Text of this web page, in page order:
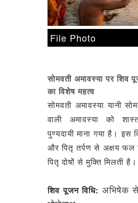
File Photo
सोमवती अमावस्या पर शिव
का विशेष महत्व
सोमवती अमावस्या यानी
वाली अमावस्या को
पुण्यदायी माना गया है। इस
और पितृ तर्पण से अक्षय फल
पितृ दोषों से मुक्ति मिलती है।
शिव पूजन विधि: अभिषेक